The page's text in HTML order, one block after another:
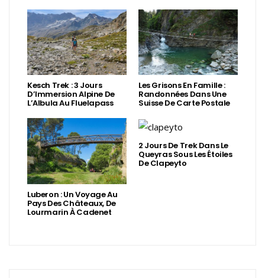
Kesch Trek : 3 Jours
D’Immersion Alpine De
L’Albula Au Fluelapass
Les Grisons En Famille :
Randonnées Dans Une
Suisse De Carte Postale
Luberon : Un Voyage Au
Pays Des Châteaux, De
Lourmarin À Cadenet
2 Jours De Trek Dans Le
Queyras Sous Les Étoiles
De Clapeyto